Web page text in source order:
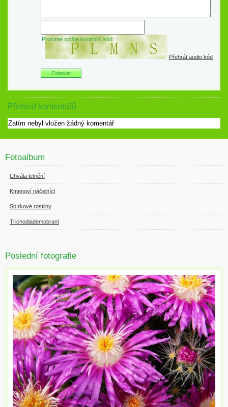
Prosíme opište kontrolní kód:
Přehrát audio kód
Přehled komentářů
Zatím nebyl vložen žádný komentář
Fotoalbum
Chvála letnění
Kmenoví náčelníci
Sbírkové rostliny
Trichodiademobraní
Poslední fotografie